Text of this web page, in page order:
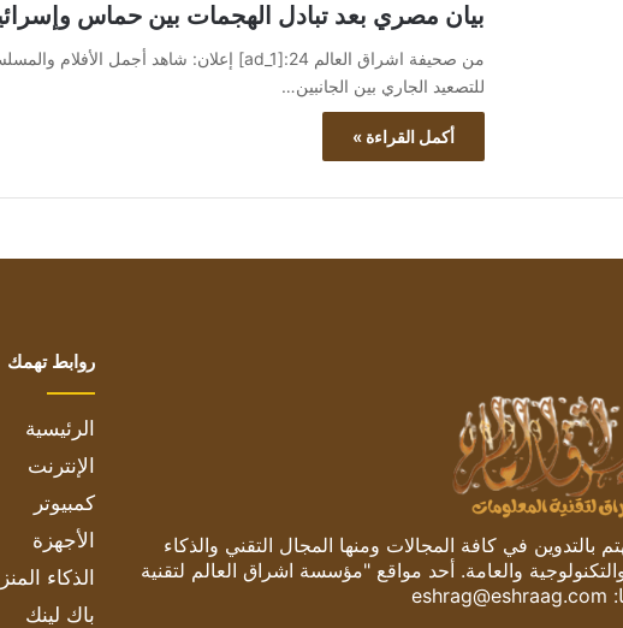
بيان مصري بعد تبادل الهجمات بين حماس
للتصعيد الجاري بين الجانبين…
أكمل القراءة »
في كافة المجالات ومنها المجال التقني والذكاء
والعامة. أحد مواقع "مؤسسة اشراق العالم لتقنية
eshrag@eshraag.com
روابط تهمك
الرئيسية
الإنترنت
كمبيوتر
الأجهزة
الذكاء
باك لينك